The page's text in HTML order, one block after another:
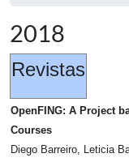
2018
Revistas
OpenFING: A Project
Courses
Diego Barreiro, Leticia